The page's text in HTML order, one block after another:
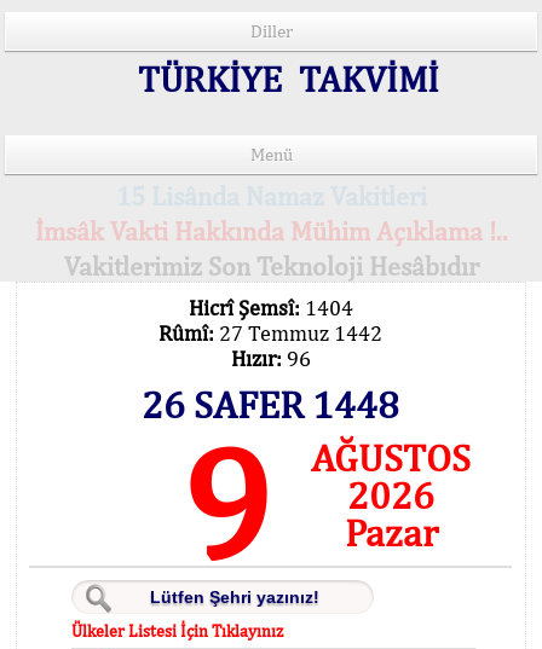
Diller
TÜRKİYE TAKVİMİ
Menü
İmsâk Vakti Hakkında Mühim Açıklama !..
Vakitlerimiz Son Teknoloji Hesâbıdır
Hicrî Şemsî: 1404
Rûmî: 27 Temmuz 1442
Hızır: 96
26 SAFER 1448
9
AĞUSTOS
2026
Pazar
Ülkeler Listesi İçin Tıklayınız